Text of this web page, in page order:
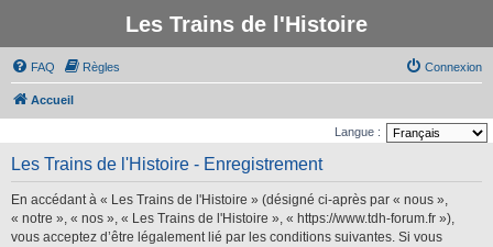
Les Trains de l'Histoire
FAQ Règles Connexion
Accueil
Langue :
Les Trains de l'Histoire - Enregistrement
En accédant à « Les Trains de l'Histoire » (désigné ci-après par « nous »,
« notre », « nos », « Les Trains de l'Histoire », « https://www.tdh-forum.fr »),
vous acceptez d’être légalement lié par les conditions suivantes. Si vous